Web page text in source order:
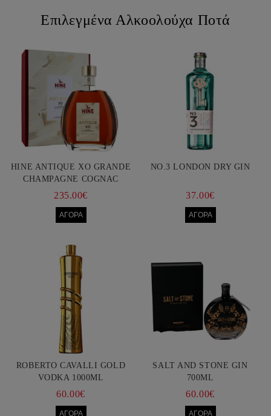
Επιλεγμένα Αλκοολούχα Ποτά
HINE ANTIQUE XO GRANDE
CHAMPAGNE COGNAC
750ML
235.00€
NO.3 LONDON DRY GIN
37.00€
ROBERTO CAVALLI GOLD
VODKA 1000ML
60.00€
SALT AND STONE GIN
700ML
60.00€